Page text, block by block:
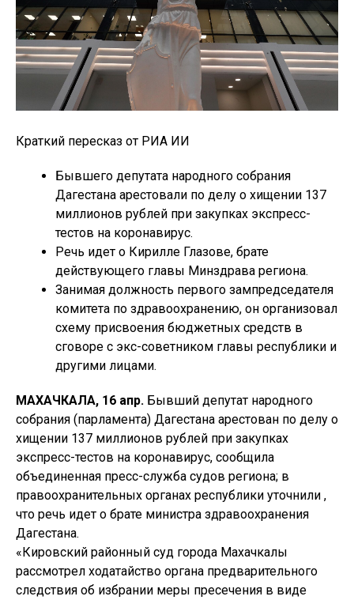
Краткий пересказ от РИА ИИ
Бывшего депутата народного собрания
Дагестана арестовали по делу о хищении 137
миллионов рублей при закупках экспресс-
тестов на коронавирус.
Речь идет о Кирилле Глазове, брате
действующего главы Минздрава региона.
Занимая должность первого зампредседателя
комитета по здравоохранению, он организовал
схему присвоения бюджетных средств в
сговоре с экс-советником главы республики и
другими лицами.
МАХАЧКАЛА, 16 апр. Бывший депутат народного
собрания (парламента) Дагестана арестован по делу о
хищении 137 миллионов рублей при закупках
экспресс-тестов на коронавирус, сообщила
объединенная пресс-служба судов региона; в
правоохранительных органах республики уточнили ,
что речь идет о брате министра здравоохранения
Дагестана.
«Кировский районный суд города Махачкалы
рассмотрел ходатайство органа предварительного
следствия об избрании меры пресечения в виде